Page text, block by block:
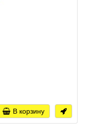
В корзину